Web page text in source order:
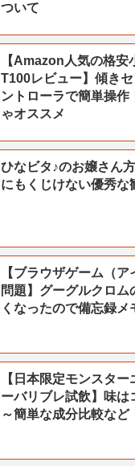
ついて
【Amazon人気の格安
T100レビュー】傾き
ントローラで簡単操作
ゃオススメ
ひなビタ♪のお嬢さん
にもくじけない優秀な
【ブラウザゲーム（
問題】グーグルクロム
くなったので備忘録メ
【日本限定モンスタ
ーバリブレ試飲】味は
～簡単な成分比較など